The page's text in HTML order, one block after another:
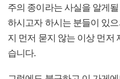
주의 종이라는 사실을 알게
하시고자 하시는 분들이 있
지 먼저 묻지 않는 이상 먼저
습니다.